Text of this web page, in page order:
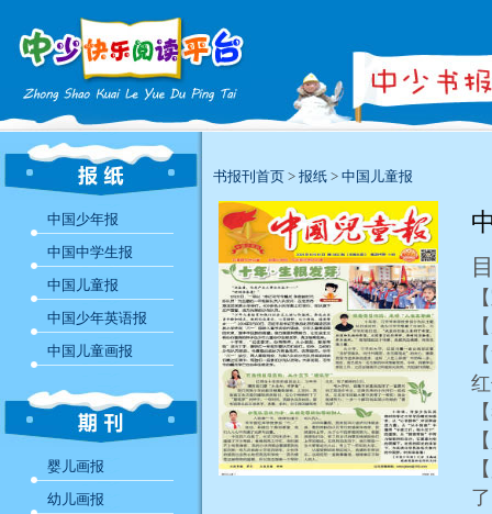
中国少年报
中国中学生报
中国儿童报
中国少年英语报
中国儿童画报
婴儿画报
幼儿画报
书报刊首页 > 报纸 > 中国儿童报